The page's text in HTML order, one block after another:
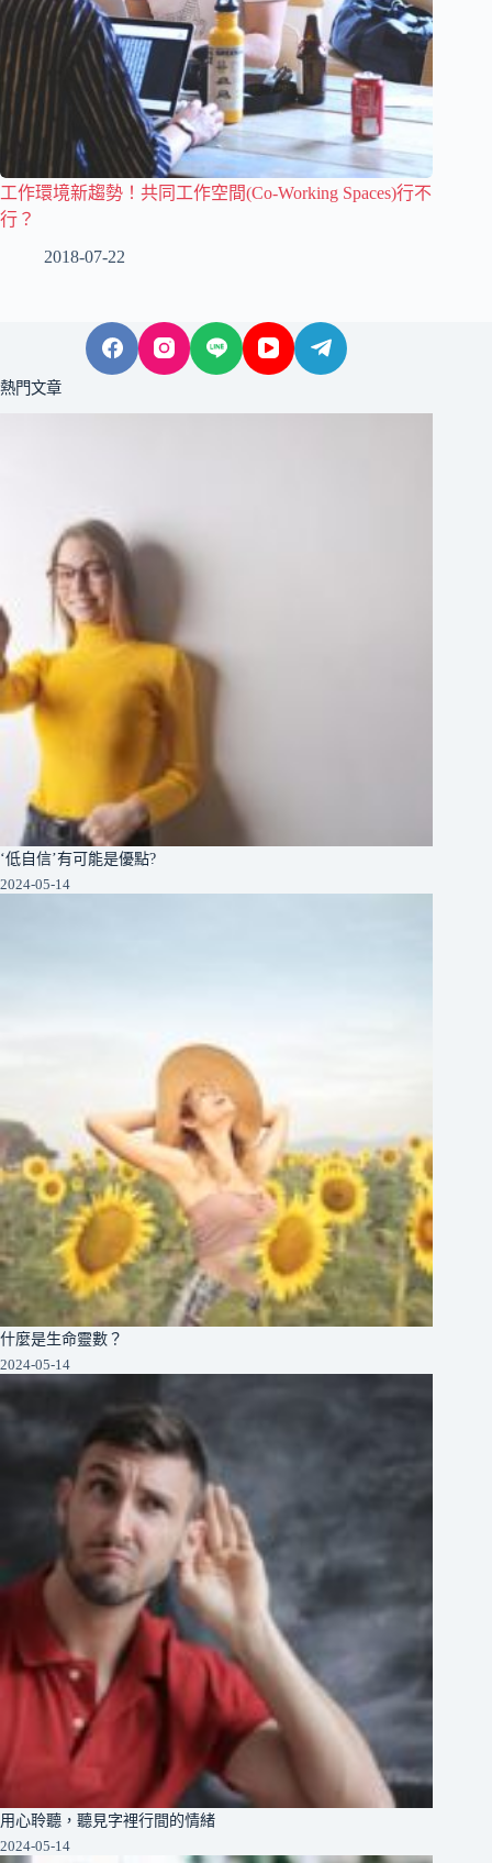
工作環境新趨勢！共同工作空間(Co-Working Spaces)行不
行？
2018-07-22
熱門文章
‘低自信’有可能是優點?
2024-05-14
什麼是生命靈數？
2024-05-14
用心聆聽，聽見字裡行間的情緒
2024-05-14